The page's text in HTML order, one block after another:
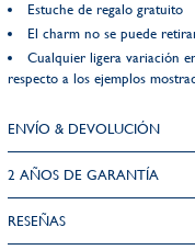
Estuche de regalo gratuito
El charm no se puede
Cualquier ligera variación
respecto a los ejemplos
ENVÍO & DEVOLUCIÓN
2 AÑOS DE GARANTÍA​
RESEÑAS